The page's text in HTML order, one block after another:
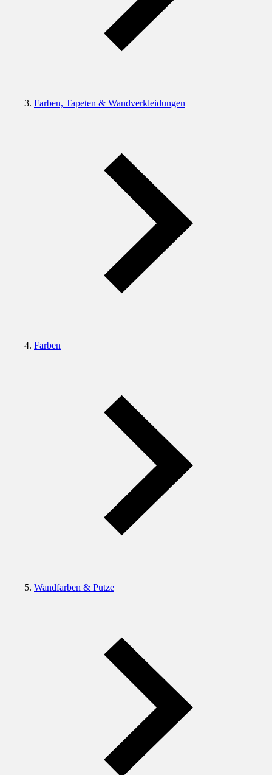
Farben, Tapeten & Wandverkleidungen
Farben
Wandfarben & Putze